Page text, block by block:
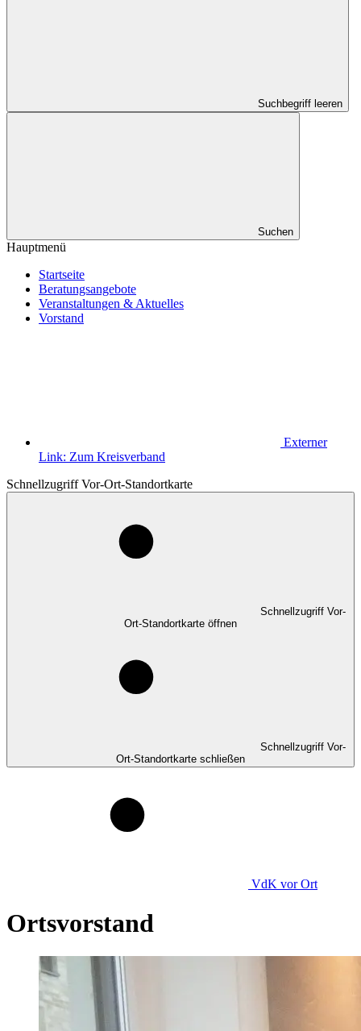
Suchbegriff leeren
Suchen
Hauptmenü
Startseite
Beratungsangebote
Veranstaltungen & Aktuelles
Vorstand
Externer
Link: Zum Kreisverband
Schnellzugriff Vor-Ort-Standortkarte
Schnellzugriff Vor-
Ort-Standortkarte öffnen
Schnellzugriff Vor-
Ort-Standortkarte schließen
VdK vor Ort
Ortsvorstand